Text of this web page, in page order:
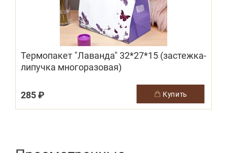
Термопакет "Лаванда" 32*27*15 (застежка-
липучка многоразовая)
285 ₽ купить